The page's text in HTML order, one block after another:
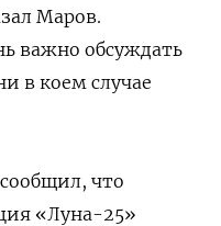
Маров.
важно обсуждать
в коем случае
что
«Луна-25»